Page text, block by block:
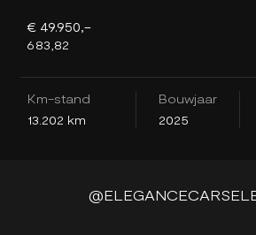
€ 49.950,-
683,82
Km-stand
13.202 km
Bouwjaar
2025